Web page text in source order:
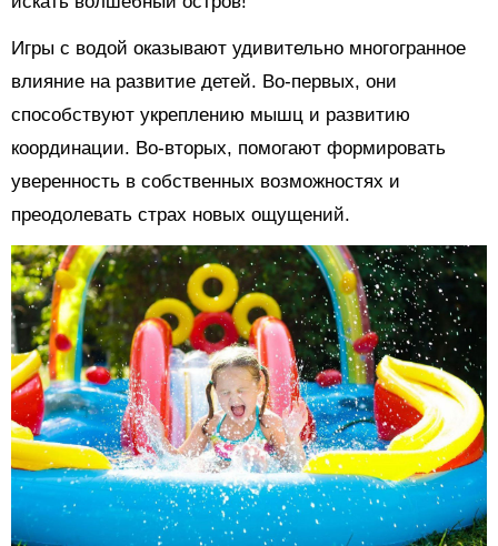
Игры с водой оказывают удивительно многогранное
влияние на развитие детей. Во-первых, они
способствуют укреплению мышц и развитию
координации. Во-вторых, помогают формировать
уверенность в собственных возможностях и
преодолевать страх новых ощущений.